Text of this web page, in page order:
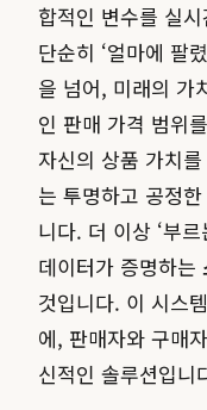
합적인 변수를 실
단순히 ‘얼마에 팔
을 넘어, 미래의 가
인 판매 가격 범위
자신의 상품 가치
는 투명하고 공정
니다. 더 이상 ‘부
데이터가 증명하는
것입니다. 이 시스
에, 판매자와 구매
신적인 솔루션입니